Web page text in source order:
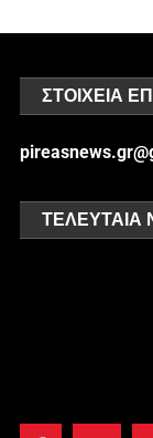
ΣΤΟΙΧΕΊΑ
ΤΕΛΕΥΤΑΊΑ